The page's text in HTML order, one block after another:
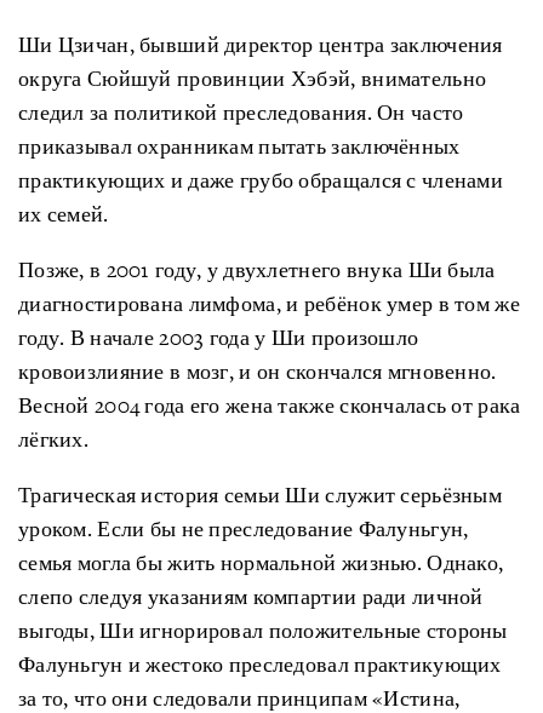
Ши Цзичан, бывший директор центра заключения
округа Сюйшуй провинции Хэбэй, внимательно
следил за политикой преследования. Он часто
приказывал охранникам пытать заключённых
практикующих и даже грубо обращался с членами
их семей.
Позже, в 2001 году, у двухлетнего внука Ши была
диагностирована лимфома, и ребёнок умер в том же
году. В начале 2003 года у Ши произошло
кровоизлияние в мозг, и он скончался мгновенно.
Весной 2004 года его жена также скончалась от рака
лёгких.
Трагическая история семьи Ши служит серьёзным
уроком. Если бы не преследование Фалуньгун,
семья могла бы жить нормальной жизнью. Однако,
слепо следуя указаниям компартии ради личной
выгоды, Ши игнорировал положительные стороны
Фалуньгун и жестоко преследовал практикующих
за то, что они следовали принципам «Истина,